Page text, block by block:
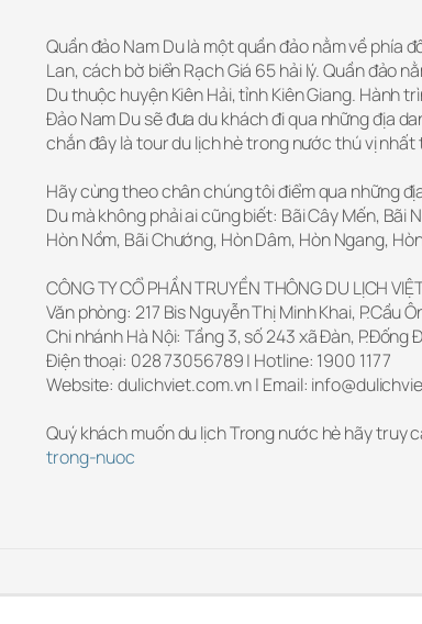
Quần đảo Nam Du là một quần đảo nằm về phía
Lan, cách bờ biển Rạch Giá 65 hải lý. Quần đảo
Du thuộc huyện Kiên Hải, tỉnh Kiên Giang. Hành
Đảo Nam Du sẽ đưa du khách đi qua những địa
chắn đây là tour du lịch hè trong nước thú vị
Hãy cùng theo chân chúng tôi điểm qua những
Du mà không phải ai cũng biết: Bãi Cây Mến, Bãi
Hòn Nồm, Bãi Chướng, Hòn Dâm, Hòn Ngang,
CÔNG TY CỔ PHẦN TRUYỀN THÔNG DU LỊCH
Văn phòng: 217 Bis Nguyễn Thị Minh Khai, P.Cầu
Chi nhánh Hà Nội: Tầng 3, số 243 xã Đàn, P.Đống
Điện thoại: 028 73056789 | Hotline: 1900 1177
Website: dulichviet.com.vn | Email:
Quý khách muốn du lịch Trong nước hè hãy truy
trong-nuoc